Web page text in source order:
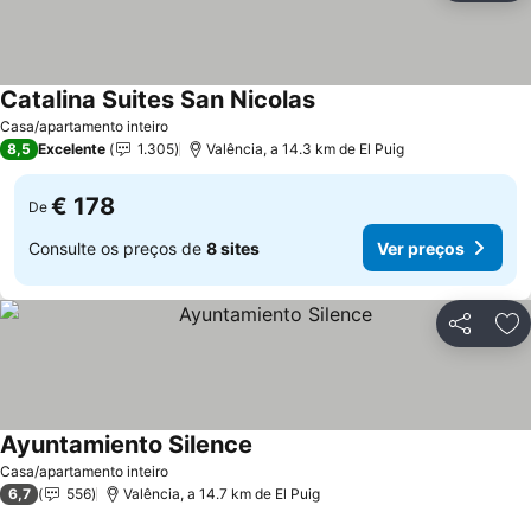
Casa/apartamento inteiro
Catalina Suites San Nicolas
8,5 Excelente 1.305 Valência, a 14.3 km de El Puig
De € 178
Consulte os preços de 8 sites Ver preços
Partilhar
Casa/apartamento inteiro
Ayuntamiento Silence
6,7 556 Valência, a 14.7 km de El Puig